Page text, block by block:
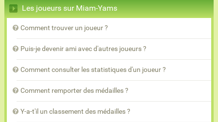
Les joueurs sur Miam-Yams
Comment trouver un joueur ?
Puis-je devenir ami avec d'autres joueurs ?
Comment consulter les statistiques d'un joueur ?
Comment remporter des médailles ?
Y-a-t'il un classement des médailles ?